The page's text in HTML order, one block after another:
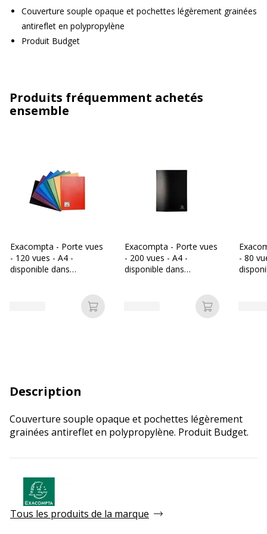
Couverture souple opaque et pochettes légèrement grainées
antireflet en polypropylène
Produit Budget
Produits fréquemment achetés
ensemble
Exacompta - Porte vues
- 120 vues - A4 -
disponible dans
Ajouter au panier
Exacompta - Porte vues
- 200 vues - A4 -
disponible dans
Ajouter au
- 80
Description
Couverture souple opaque et pochettes légèrement
grainées antireflet en polypropylène. Produit Budget.
Tous les produits de la marque